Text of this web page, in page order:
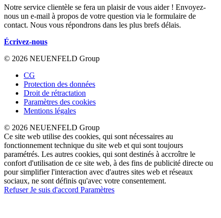
Notre service clientèle se fera un plaisir de vous aider ! Envoyez-
nous un e-mail à propos de votre question via le formulaire de
contact. Nous vous répondrons dans les plus brefs délais.
Écrivez-nous
© 2026 NEUENFELD Group
CG
Protection des données
Droit de rétractation
Paramètres des cookies
Mentions légales
© 2026 NEUENFELD Group
Ce site web utilise des cookies, qui sont nécessaires au
fonctionnement technique du site web et qui sont toujours
paramétrés. Les autres cookies, qui sont destinés à accroître le
confort d'utilisation de ce site web, à des fins de publicité directe ou
pour simplifier l'interaction avec d'autres sites web et réseaux
sociaux, ne sont définis qu'avec votre consentement.
RefuserJe suis d'accord Paramètres